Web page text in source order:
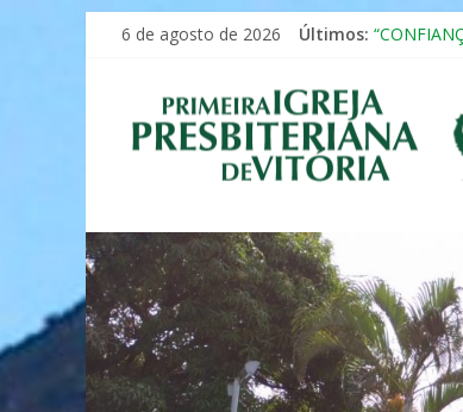
Pular
conteúdo
6 de agosto de 2026 Últimos:
Formação
12º
MULHER
Primeira
Igreja
Presbiteriana
de
Vitória